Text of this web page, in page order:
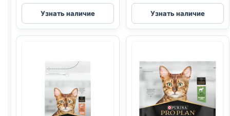
Pro
Plan
сух.
ИНДЕЙКА)
Узнать наличие
Pro
Plan
сух.
3кг
Узнать наличие